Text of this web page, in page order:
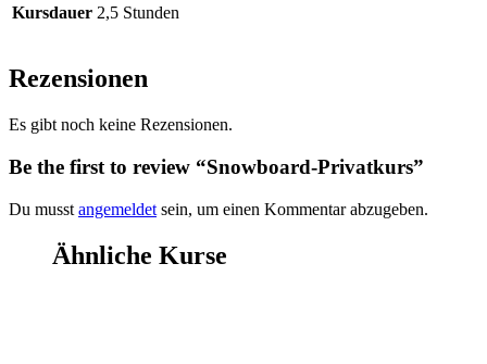
Kursdauer 2,5 Stunden
Rezensionen
Es gibt noch keine Rezensionen.
Be the first to review “Snowboard-Privatkurs”
Du musst angemeldet sein, um einen Kommentar abzugeben.
Ähnliche Kurse